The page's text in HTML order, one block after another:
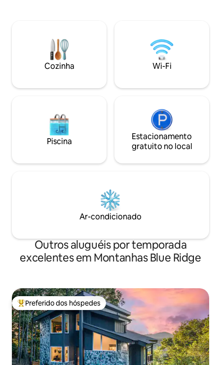
microcasa é ideal para uma escapada
romântica de casal, uma família de 3/4,
ou 2 casais que estão dispostos a
compartilhar o espaço. Não é ideal para
frio * Banheira
Duas camas king
Tapetes de ioga
Acesso a Creek
Cozinha Wi-Fi
Piscina
Estacionamento
gratuito no local
Ar-condicionado
Outros aluguéis por temporada
excelentes em Montanhas Blue Ridge
Entre os melhores preferidos dos hóspedes
Preferido dos hóspedes